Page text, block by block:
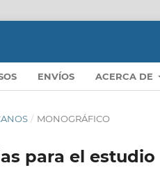
ENVÍOS ACERCA DE
/ MONOGRÁFICO
para el estudio